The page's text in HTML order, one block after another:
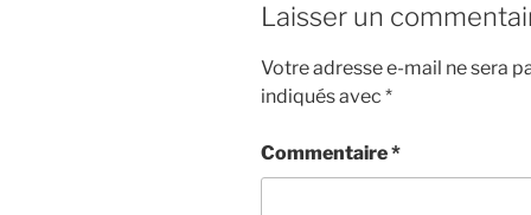
Laisser un
Votre adresse e-mail ne sera
indiqués avec *
Commentaire*